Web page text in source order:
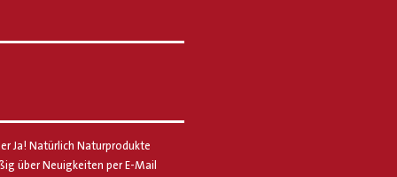
Ja! Natürlich Naturprodukte
über Neuigkeiten per E-Mail